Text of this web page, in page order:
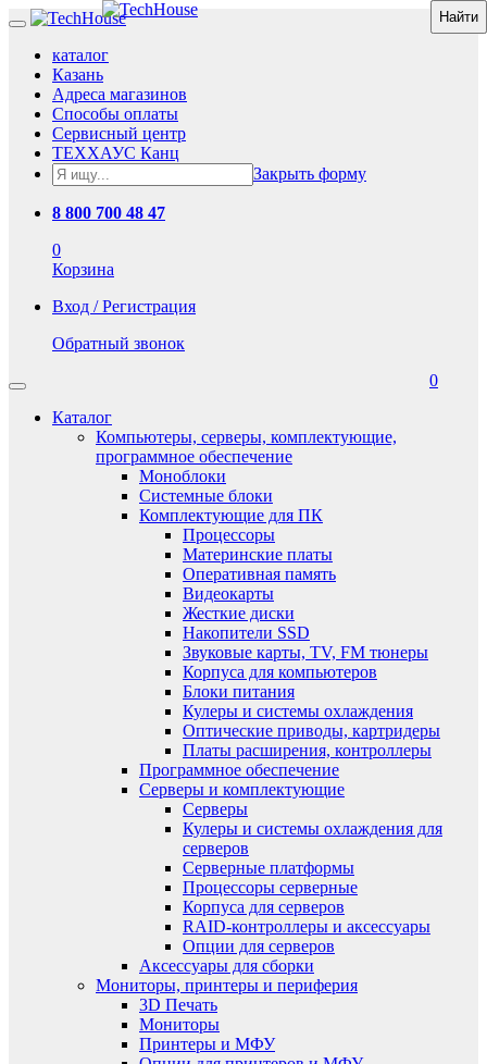
каталог
Казань
Адреса магазинов
Способы оплаты
Сервисный центр
ТЕХХАУС Канц
Закрыть форму
8 800 700 48 47
0
Корзина
Вход / Регистрация
Обратный звонок
0
Каталог
Компьютеры, серверы, комплектующие,
программное обеспечение
Моноблоки
Системные блоки
Комплектующие для ПК
Процессоры
Материнские платы
Оперативная память
Видеокарты
Жесткие диски
Накопители SSD
Звуковые карты, TV, FM тюнеры
Корпуса для компьютеров
Блоки питания
Кулеры и системы охлаждения
Оптические приводы, картридеры
Платы расширения, контроллеры
Программное обеспечение
Серверы и комплектующие
Серверы
Кулеры и системы охлаждения для
серверов
Серверные платформы
Процессоры серверные
Корпуса для серверов
RAID-контроллеры и аксессуары
Опции для серверов
Аксессуары для сборки
Мониторы, принтеры и периферия
3D Печать
Мониторы
Принтеры и МФУ